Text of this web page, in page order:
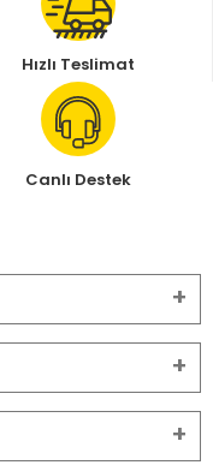
Hızlı Teslimat
Canlı Destek